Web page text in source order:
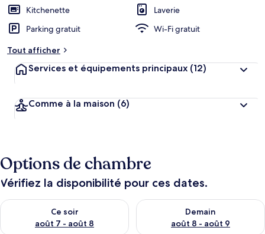
Kitchenette
Laverie
Parking gratuit
Wi-Fi gratuit
Tout afficher
Services et équipements principaux (12)
Comme à la maison (6)
Options de chambre
Vérifiez la disponibilité pour ces dates.
Ce soir
août 7 - août 8
Vérifier la disponibilité pour ce soir août 7 - août 8
Demain
août 8 - août 9
Vérifier la disponibilité pour